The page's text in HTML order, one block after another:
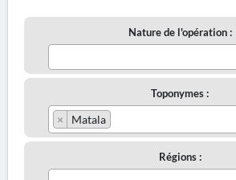
Nature de l'opération :
Toponymes :
× Matala
Régions :